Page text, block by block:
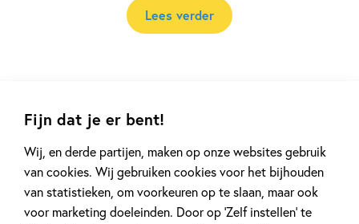
Fijn dat je er bent!
Wij, en derde partijen, maken op onze websites gebruik
van cookies. Wij gebruiken cookies voor het bijhouden
van statistieken, om voorkeuren op te slaan, maar ook
voor marketing doeleinden. Door op ‘Zelf instellen’ te
Lees verder
Andere boeken uit de serie 'Dog Man'